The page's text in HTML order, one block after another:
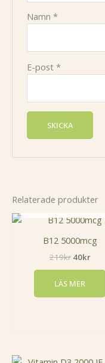
Namn*
E-post*
Relaterade produkter
SLUT I LAGER
B12 5000mcg
219kr
Det
priset
219kr.
40kr
Det
är:
40kr.
LÄS MER